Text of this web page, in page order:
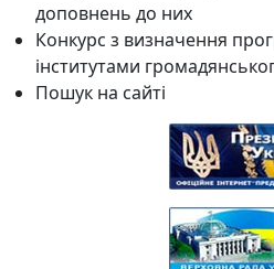
доповнень до них
Конкурс з визначення
інститутами
Пошук на сайті